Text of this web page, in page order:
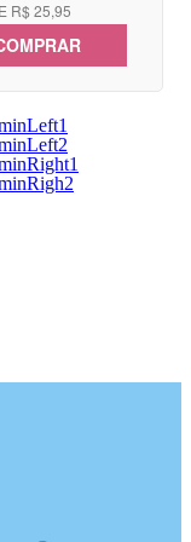
R$ 25,95